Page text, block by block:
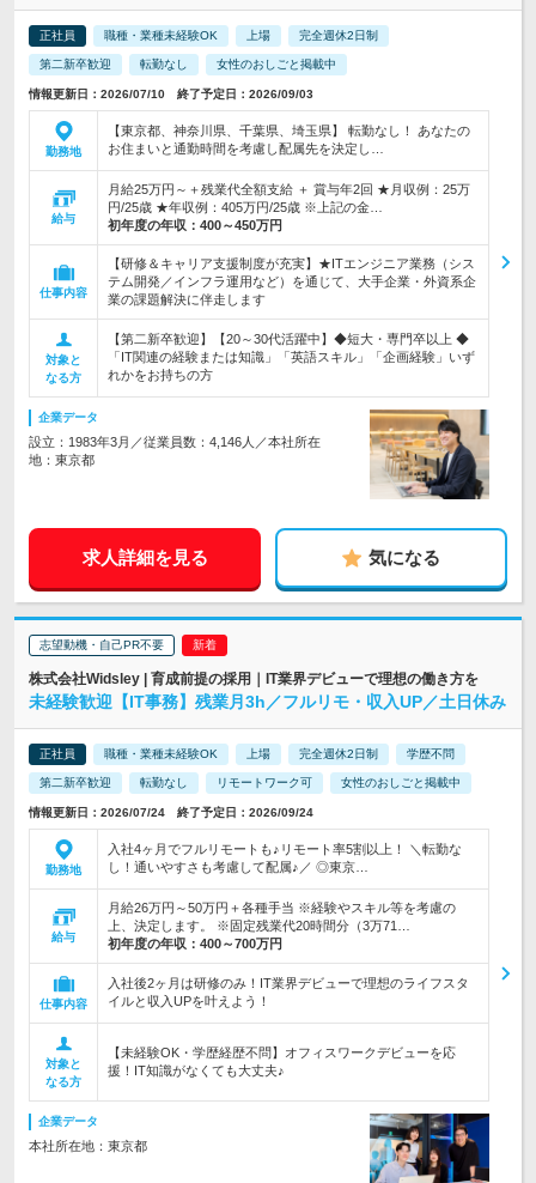
正社員 職種・業種未経験OK 上場 完全週休2日制
第二新卒歓迎 転勤なし 女性のおしごと掲載中
情報更新日：2026/07/10 終了予定日：2026/09/03
勤務地
【東京都、神奈川県、千葉県、埼玉県】 転勤なし！ あなたの
お住まいと通勤時間を考慮し配属先を決定し…
給与
月給25万円～＋残業代全額支給 ＋ 賞与年2回 ★月収例：25万
円/25歳 ★年収例：405万円/25歳 ※上記の金…
初年度の年収： 400～450万円
仕事内容
【研修＆キャリア支援制度が充実】★ITエンジニア業務（シス
テム開発／インフラ運用など）を通じて、大手企業・外資系企
業の課題解決に伴走します
対象と
なる方
【第二新卒歓迎】【20～30代活躍中】◆短大・専門卒以上 ◆
「IT関連の経験または知識」「英語スキル」「企画経験」いず
れかをお持ちの方
企業データ
設立：1983年3月／従業員数：4,146人／本社所在
地：東京都
求人詳細を見る 気になる
志望動機・自己PR不要
株式会社Widsley | 育成前提の採用｜IT業界デビューで理想の働き方を
未経験歓迎【IT事務】残業月3h／フルリモ・収入UP／土日休み
正社員 職種・業種未経験OK 上場 完全週休2日制 学歴不問
第二新卒歓迎 転勤なし リモートワーク可 女性のおしごと掲載中
情報更新日：2026/07/24 終了予定日：2026/09/24
勤務地
入社4ヶ月でフルリモートも♪リモート率5割以上！ ＼転勤な
し！通いやすさも考慮して配属♪／ ◎東京…
給与
月給26万円～50万円＋各種手当 ※経験やスキル等を考慮の
上、決定します。 ※固定残業代20時間分（3万71…
初年度の年収： 400～700万円
仕事内容
入社後2ヶ月は研修のみ！IT業界デビューで理想のライフスタ
イルと収入UPを叶えよう！
対象と
なる方
【未経験OK・学歴経歴不問】オフィスワークデビューを応
援！IT知識がなくても大丈夫♪
企業データ
本社所在地：東京都